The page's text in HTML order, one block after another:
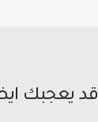
قد يعجبك